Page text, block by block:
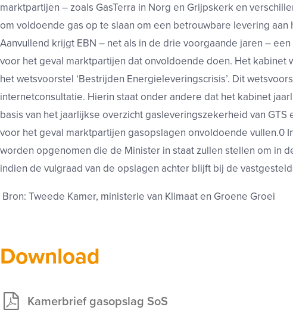
marktpartijen – zoals GasTerra in Norg en Grijpskerk en
om voldoende gas op te slaan om een betrouwbare levering
Aanvullend krijgt EBN – net als in de drie voorgaande jaren –
voor het geval marktpartijen dat onvoldoende doen. Het kabinet
het wetsvoorstel ‘Bestrijden Energieleveringscrisis’. Dit
internetconsultatie. Hierin staat onder andere dat het kabinet
basis van het jaarlijkse overzicht gasleveringszekerheid van
voor het geval marktpartijen gasopslagen onvoldoende vullen.0
worden opgenomen die de Minister in staat zullen stellen om in
indien de vulgraad van de opslagen achter blijft bij de
Bron: Tweede Kamer, ministerie van Klimaat en Groene Groei
Download
Kamerbrief gasopslag SoS